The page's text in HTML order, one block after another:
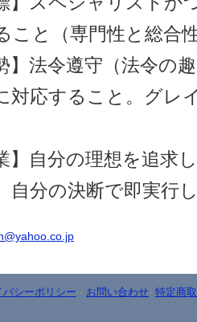
こと（専門性と総合
】法令遵守（法令の
対応すること。グレ
）
】自分の理想を追求
自分の決断で即実行
バシーポリシー - お問い合わせ- 特定商